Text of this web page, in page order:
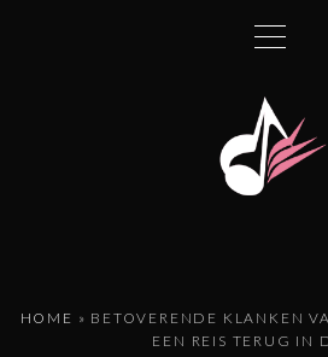
HOME » BETOVERENDE KLANKEN
EEN REIS TERUG IN